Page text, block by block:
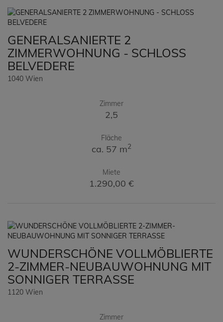
GENERALSANIERTE 2
ZIMMERWOHNUNG - SCHLOSS
BELVEDERE
1040 Wien
Zimmer
2,5
Fläche
ca. 57 m2
Miete
1.290,00 €
WUNDERSCHÖNE VOLLMÖBLIERTE
2-ZIMMER-NEUBAUWOHNUNG MIT
SONNIGER TERRASSE
1120 Wien
Zimmer